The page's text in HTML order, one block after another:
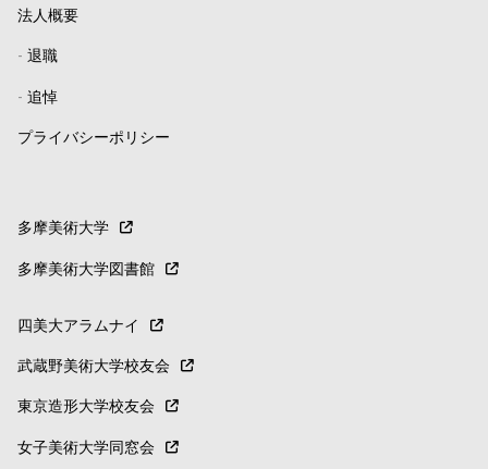
法人概要
- 退職
- 追悼
プライバシーポリシー
多摩美術大学
多摩美術大学図書館
四美大アラムナイ
武蔵野美術大学校友会
東京造形大学校友会
女子美術大学同窓会